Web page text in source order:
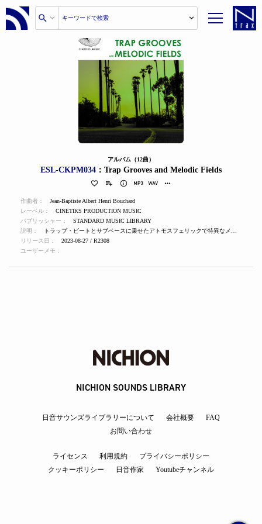
アルバム（12曲）
ESL-CKPM034 ：Trap Grooves and Melodic Fields
作曲者：
Jean-Baptiste Albert Henri Bouchard
レーベル：
CINETIKS PRODUCTION MUSIC
パブリッシャー：
STANDARD MUSIC LIBRARY
説明：
リリース日：
2023-08-27 / R2308
ユーザーメモ：
NICHION SOUNDS LIBRARY
日音サウンズライブラリーについて 会社概要
FAQ
お問い合わせ
ライセンス 利用規約
プライバシーポリシー
クッキーポリシー
日音作家 Youtubeチャンネル